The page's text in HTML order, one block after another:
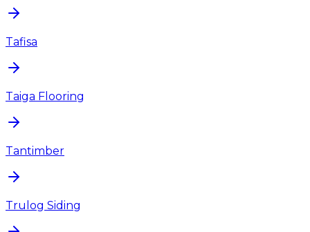
Tafisa
Taiga Flooring
Tantimber
Trulog Siding